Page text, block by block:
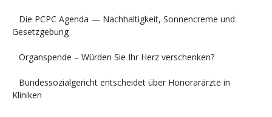
Die PCPC Agenda — Nachhaltigkeit, Sonnencreme und
Gesetzgebung
Organspende – Würden Sie Ihr Herz verschenken?
Bundessozialgericht entscheidet über Honorarärzte in
Kliniken